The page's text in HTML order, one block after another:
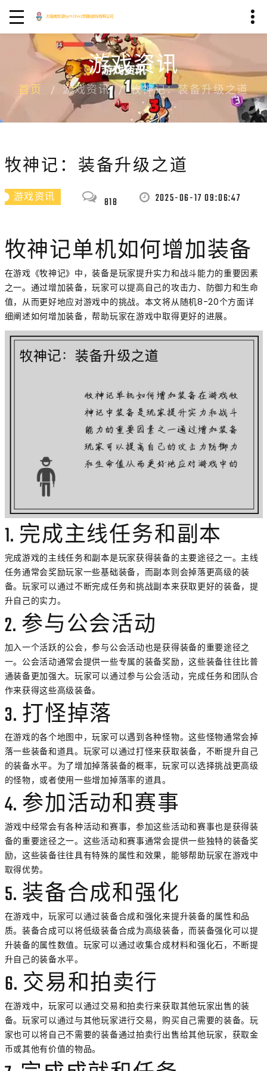
游戏资讯
首页 游戏资讯 牧神记：装备升级之道
牧神记：装备升级之道
游戏资讯 818 2025-06-17 09:06:47
牧神记单机如何增加装备
在游戏《牧神记》中，装备是玩家提升实力和战斗能力的重要因素
之一。通过增加装备，玩家可以提高自己的攻击力、防御力和生命
值，从而更好地应对游戏中的挑战。本文将从随机8-20个方面详
细阐述如何增加装备，帮助玩家在游戏中取得更好的进展。
1. 完成主线任务和副本
完成游戏的主线任务和副本是玩家获得装备的主要途径之一。主线
任务通常会奖励玩家一些基础装备，而副本则会掉落更高级的装
备。玩家可以通过不断完成任务和挑战副本来获取更好的装备，提
升自己的实力。
2. 参与公会活动
加入一个活跃的公会，参与公会活动也是获得装备的重要途径之
一。公会活动通常会提供一些专属的装备奖励，这些装备往往比普
通装备更加强大。玩家可以通过参与公会活动，完成任务和团队合
作来获得这些高级装备。
3. 打怪掉落
在游戏的各个地图中，玩家可以遇到各种怪物。这些怪物通常会掉
落一些装备和道具。玩家可以通过打怪来获取装备，不断提升自己
的装备水平。为了增加掉落装备的概率，玩家可以选择挑战更高级
的怪物，或者使用一些增加掉落率的道具。
4. 参加活动和赛事
游戏中经常会有各种活动和赛事，参加这些活动和赛事也是获得装
备的重要途径之一。这些活动和赛事通常会提供一些独特的装备奖
励，这些装备往往具有特殊的属性和效果，能够帮助玩家在游戏中
取得优势。
5. 装备合成和强化
在游戏中，玩家可以通过装备合成和强化来提升装备的属性和品
质。装备合成可以将低级装备合成为高级装备，而装备强化可以提
升装备的属性数值。玩家可以通过收集合成材料和强化石，不断提
升自己的装备水平。
6. 交易和拍卖行
在游戏中，玩家可以通过交易和拍卖行来获取其他玩家出售的装
备。玩家可以通过与其他玩家进行交易，购买自己需要的装备。玩
家也可以将自己不需要的装备通过拍卖行出售给其他玩家，获取金
币或其他有价值的物品。